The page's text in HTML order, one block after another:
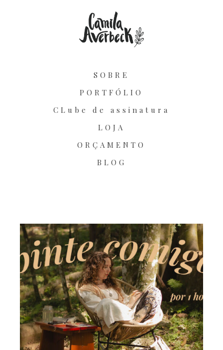
SOBRE
PORTFÓLIO
CLube de assinatura
LOJA
ORÇAMENTO
BLOG